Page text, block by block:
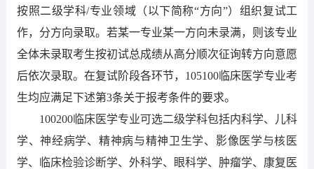
按照二级学科/专业领域 （以下简称“方向”） 组织复试工
作，分方向录取。若某一专业某一方向未录满，则该专业
全体未录取考生按初试总成绩从高分顺次征询转方向意愿
后依次录取。在复试阶段各环节， 105100 临床医学专业考
生均应满足下述第3条关于报考条件的要求。
100200临床医学专业可选二级学科包括内科学、儿科
学、神经病学、精神病与精神卫生学、影像医学与核医
学、临床检验诊断学、外科学、眼科学、肿瘤学、康复医